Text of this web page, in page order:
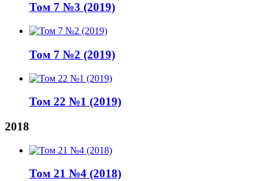
Том 7 №3 (2019)
Том 7 №2 (2019)
Том 22 №1 (2019)
2018
Том 21 №4 (2018)